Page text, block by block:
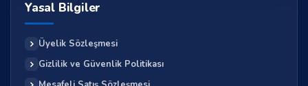
Yasal Bilgiler
Üyelik Sözleşmesi
Gizlilik ve Güvenlik Politikası